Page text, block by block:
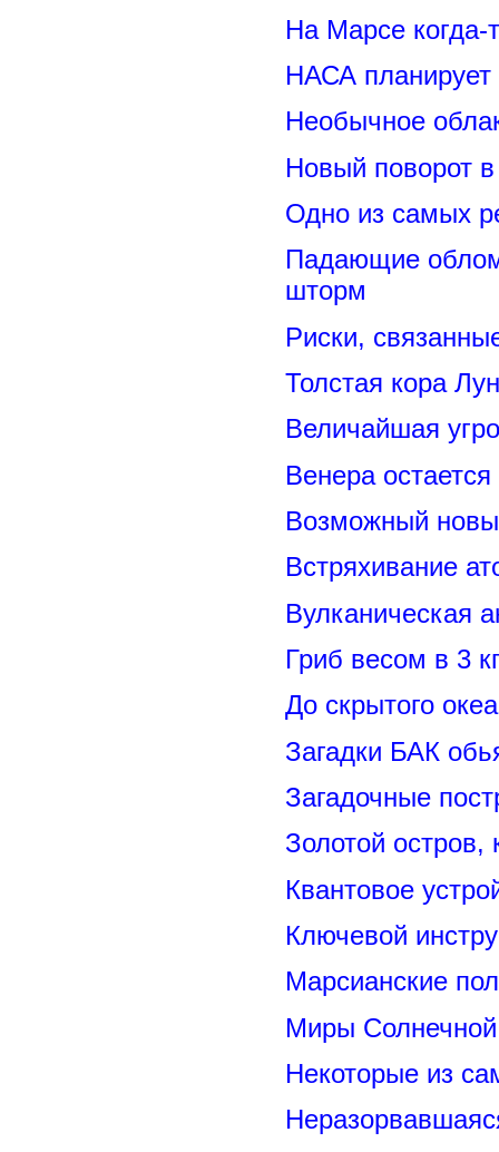
На Марсе когда-
НАСА
Необычное
Новый поворот
Одно из самых
Падающие
шторм
Риски,
Толстая кора
Величайшая
Венера
Возможный
Встряхивание
Вулканическая
Гриб весом в 3
До скрытого
Загадки БАК
Загадочные
Золотой остров,
Квантовое
Ключевой
Марсианские
Миры
Некоторые из